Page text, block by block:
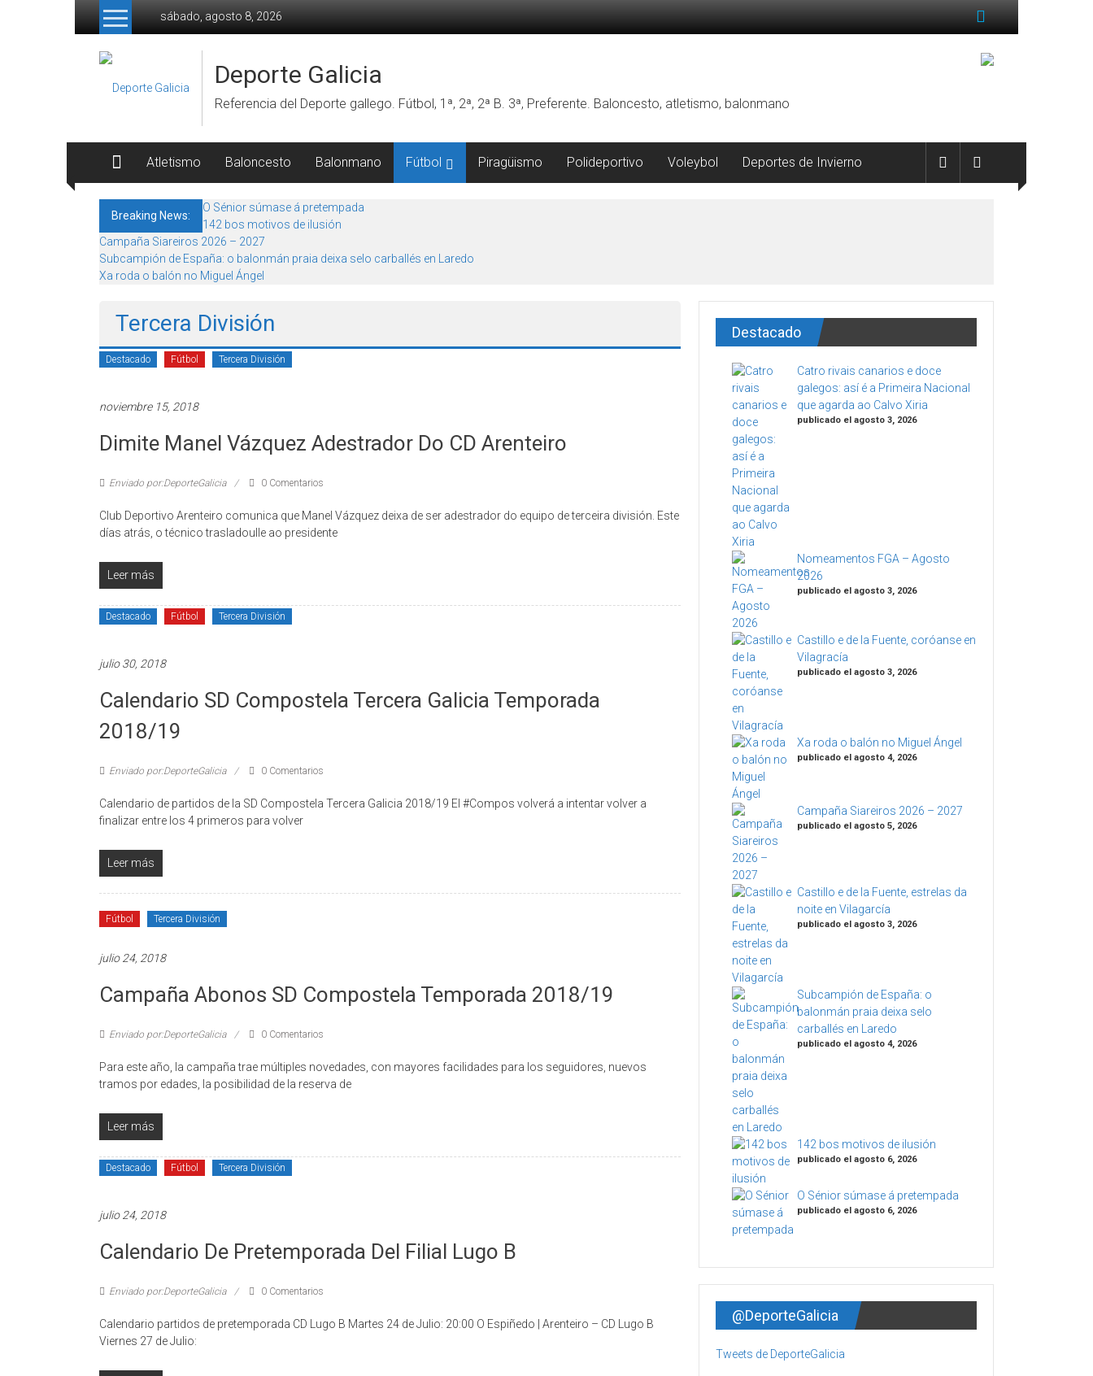
Skip to content
sábado, agosto 8, 2026
Deporte Galicia
Referencia del Deporte gallego. Fútbol, 1ª, 2ª, 2ª B. 3ª, Preferente. Baloncesto, atletismo, balonmano
Atletismo Baloncesto Balonmano Fútbol Piragüismo Polideportivo Voleybol Deportes de Invierno
Breaking News:
O Sénior súmase á pretempada
142 bos motivos de ilusión
Campaña Siareiros 2026 – 2027
Subcampión de España: o balonmán praia deixa selo carballés en Laredo
Xa roda o balón no Miguel Ángel
Tercera División
Destacado Fútbol Tercera División
noviembre 15, 2018
Dimite Manel Vázquez Adestrador Do CD Arenteiro
Enviado por:DeporteGalicia 0 Comentarios
Club Deportivo Arenteiro comunica que Manel Vázquez deixa de ser adestrador do equipo de terceira división. Este
días atrás, o técnico trasladoulle ao presidente
Leer más
Destacado Fútbol Tercera División
julio 30, 2018
Calendario SD Compostela Tercera Galicia Temporada
2018/19
Enviado por:DeporteGalicia 0 Comentarios
Calendario de partidos de la SD Compostela Tercera Galicia 2018/19 El #Compos volverá a intentar volver a
finalizar entre los 4 primeros para volver
Leer más
Fútbol Tercera División
julio 24, 2018
Campaña Abonos SD Compostela Temporada 2018/19
Enviado por:DeporteGalicia 0 Comentarios
Para este año, la campaña trae múltiples novedades, con mayores facilidades para los seguidores, nuevos
tramos por edades, la posibilidad de la reserva de
Leer más
Destacado Fútbol Tercera División
julio 24, 2018
Calendario De Pretemporada Del Filial Lugo B
Enviado por:DeporteGalicia 0 Comentarios
Calendario partidos de pretemporada CD Lugo B Martes 24 de Julio: 20:00 O Espiñedo | Arenteiro – CD Lugo B
Viernes 27 de Julio:
Destacado
Catro rivais canarios e doce
galegos: así é a Primeira Nacional
que agarda ao Calvo Xiria
publicado el agosto 3, 2026
Nomeamentos FGA – Agosto
2026
publicado el agosto 3, 2026
Castillo e de la Fuente, coróanse en
Vilagracía
publicado el agosto 3, 2026
Xa roda o balón no Miguel Ángel
publicado el agosto 4, 2026
Campaña Siareiros 2026 – 2027
publicado el agosto 5, 2026
Castillo e de la Fuente, estrelas da
noite en Vilagarcía
publicado el agosto 3, 2026
Subcampión de España: o
balonmán praia deixa selo
carballés en Laredo
publicado el agosto 4, 2026
142 bos motivos de ilusión
publicado el agosto 6, 2026
O Sénior súmase á pretempada
publicado el agosto 6, 2026
@DeporteGalicia
Tweets de DeporteGalicia